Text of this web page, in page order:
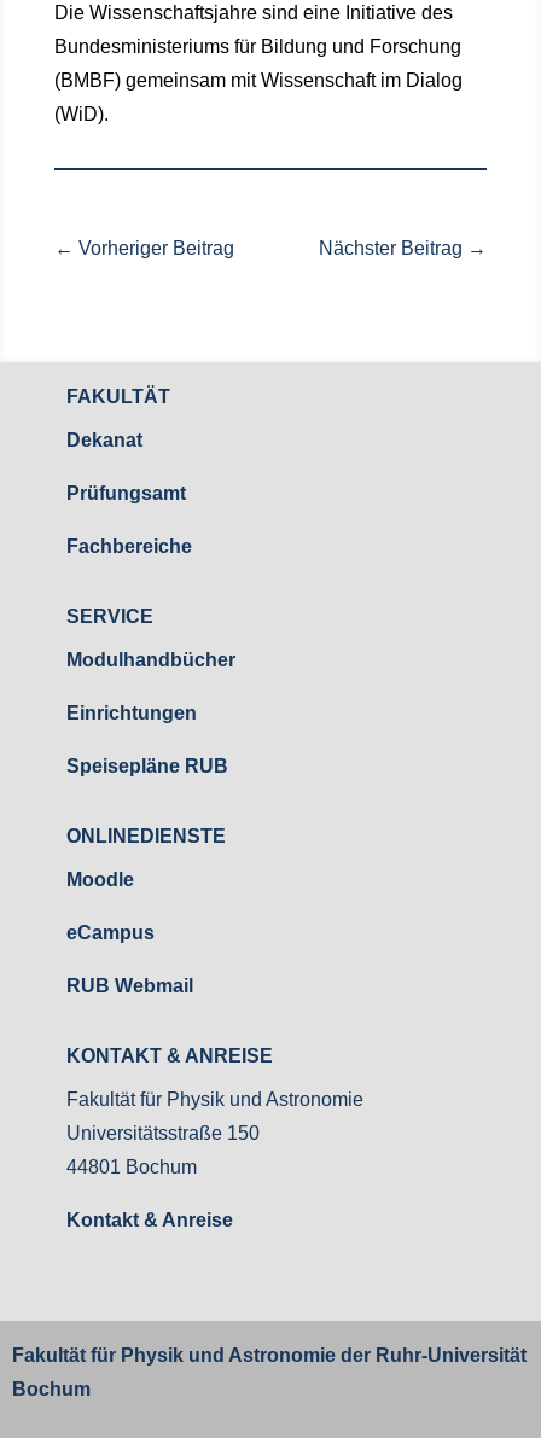
Die Wissenschaftsjahre sind eine Initiative des
Bundesministeriums für Bildung und Forschung
(BMBF) gemeinsam mit Wissenschaft im Dialog
(WiD).
← Vorheriger Beitrag Nächster Beitrag →
FAKULTÄT
Dekanat
Prüfungsamt
Fachbereiche
SERVICE
Modulhandbücher
Einrichtungen
Speisepläne RUB
ONLINEDIENSTE
Moodle
eCampus
RUB Webmail
KONTAKT & ANREISE
Fakultät für Physik und Astronomie
Universitätsstraße 150
44801 Bochum
Kontakt & Anreise
Fakultät für Physik und Astronomie der Ruhr-Universität
Bochum